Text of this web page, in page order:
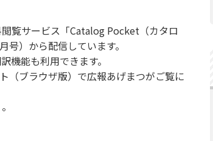
覧サービス「Catalog Pocket（カタロ
）から配信しています。
機能も利用できます。
（ブラウザ版）で広報あげまつがご覧に